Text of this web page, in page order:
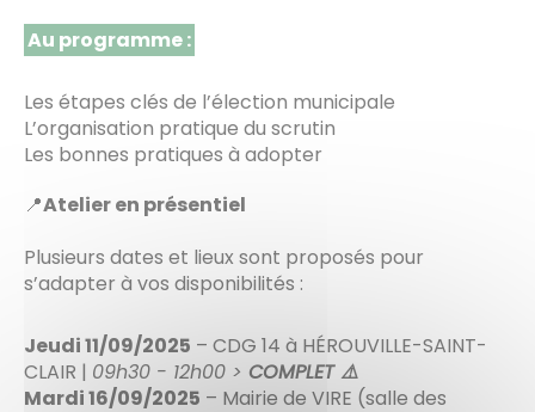
Au programme :
Les étapes clés de l’élection municipale
L’organisation pratique du scrutin
Les bonnes pratiques à adopter
📍Atelier en présentiel
Plusieurs dates et lieux sont proposés pour
s’adapter à vos disponibilités :
Jeudi 11/09/2025 – CDG 14 à HÉROUVILLE-SAINT-
CLAIR | 09h30 - 12h00 > COMPLET ⚠️
Mardi 16/09/2025 – Mairie de VIRE (salle des